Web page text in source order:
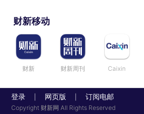
财新移动
财新 财新周刊 Caixin
登录 网页版 订阅电邮
Copyright 财新网 All Rights Reserved